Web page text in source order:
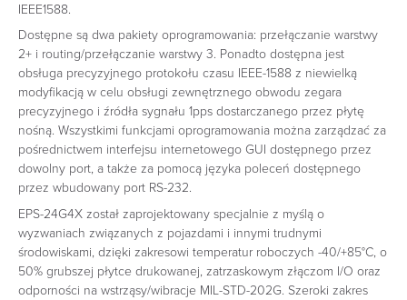
IEEE1588.
Dostępne są dwa pakiety oprogramowania: przełączanie warstwy
2+ i routing/przełączanie warstwy 3. Ponadto dostępna jest
obsługa precyzyjnego protokołu czasu IEEE-1588 z niewielką
modyfikacją w celu obsługi zewnętrznego obwodu zegara
precyzyjnego i źródła sygnału 1pps dostarczanego przez płytę
nośną. Wszystkimi funkcjami oprogramowania można zarządzać za
pośrednictwem interfejsu internetowego GUI dostępnego przez
dowolny port, a także za pomocą języka poleceń dostępnego
przez wbudowany port RS-232.
EPS-24G4X został zaprojektowany specjalnie z myślą o
wyzwaniach związanych z pojazdami i innymi trudnymi
środowiskami, dzięki zakresowi temperatur roboczych -40/+85°C, o
50% grubszej płytce drukowanej, zatrzaskowym złączom I/O oraz
odporności na wstrząsy/wibracje MIL-STD-202G. Szeroki zakres